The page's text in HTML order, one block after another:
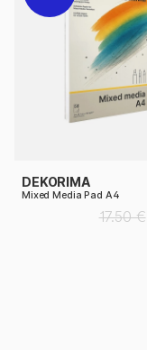
DEKORIMA
Mixed Media Pad A4
17.50 €